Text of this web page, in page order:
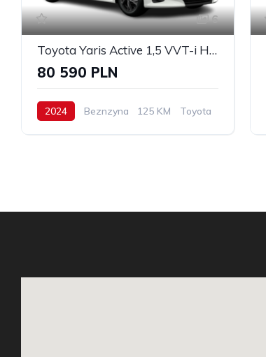
6
Toyota Yaris Active 1,5 VVT-i H 125 KM hybryda
80 590 PLN
2024 Beznzyna 125 KM Toyota